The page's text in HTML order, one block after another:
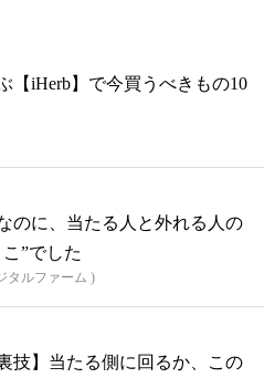
【iHerb】で今買うべきもの10
のに、当たる人と外れる人の
”でした
タルファーム )
技】当たる側に回るか、この